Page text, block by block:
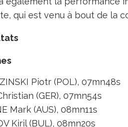
qui est venu à bout de la
Piotr (POL), 07mn48s
(GER), 07mn54s
Mark (AUS), 08mn11s
Kiril (BUL), 08mn20s